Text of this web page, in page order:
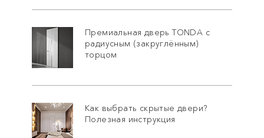
Премиальная дверь TONDA с
радиусным (закруглённым)
торцом
Как выбрать скрытые двери?
Полезная инструкция